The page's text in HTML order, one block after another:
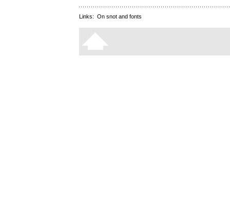
Links: On snot and fonts